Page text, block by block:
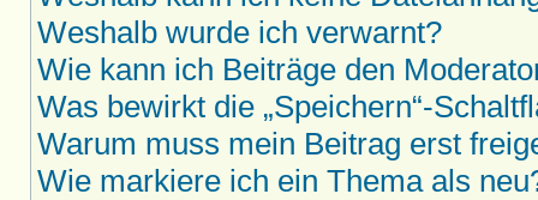
Weshalb wurde ich verwarnt?
Wie kann ich Beiträge den
Was bewirkt die „Speichern“-
Warum muss mein Beitrag erst
Wie markiere ich ein Thema als